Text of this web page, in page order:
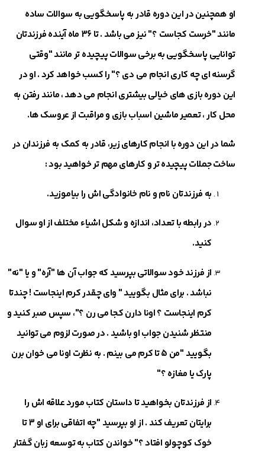
او همچنین در این دوره قادر به پاسخگویی به سوالات ساده
مانند "خرست کجاست ؟" نیز می ‎باشد . تا 36 ماه آینده فرزندتان
توانایی پاسخگویی به برخی سوالات پیچیده تر مانند "وقتی
گرسنه ای چه کاری انجام می ‎دی ؟" را کسب خواهد کرد . او در
این دوره بازی های خیالی بیشتری انجام می دهد ، مانند رفتن به
محل کار ، تعمیر ماشین اسباب بازی و مراقبت از عروسک ها.
شما در این دوره با انجام کارهای زیر، قادر به کمک به فرزندان در
ساخت جملات پیچیده تر و کارهای مهم تر خواهید بود :
به فرزندتان نام و نام خانوادگی اش را بیاموزید.
در رابطه با تعداد، اندازه و شکل اشیاء مختلف از او سوال
کنید.
از فرزند خود سوالاتی بپرسید که جواب آن ها "آره" و یا "نه"
نباشد . برای مثال بگویید " وای چقدر کرم اینجاست ! چندتا
کرم اینجاست ؟ اونا دارن کجا می ‎رن ؟"، سپس صبر کنید و
منتظر شنیدن جواب او باشید . در صورت لزوم می ‎توانید
بگویید "من 5 تا کرم می ‎بینم . به نظرت اونا می ‎خوان برن
پارک یا مغازه ؟"
از فرزندتان بخواهید تا داستان کتاب مورد علاقه اش را
برایتان تعریف کند . از او بپرسید "چه اتفاقی برای او 3 تا
خوک کوچولو افتاد ؟" خواندن کتاب به توسعه زبان گفتار